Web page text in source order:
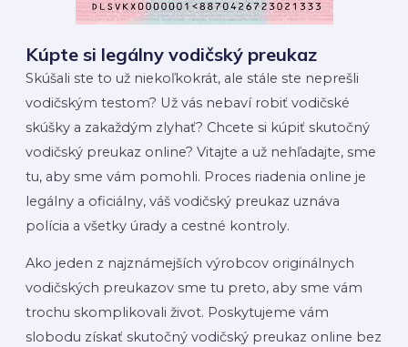
Kúpte si legálny vodičský preukaz
Skúšali ste to už niekoľkokrát, ale stále ste neprešli
vodičským testom? Už vás nebaví robiť vodičské
skúšky a zakaždým zlyhať? Chcete si kúpiť skutočný
vodičský preukaz online? Vitajte a už nehľadajte, sme
tu, aby sme vám pomohli. Proces riadenia online je
legálny a oficiálny, váš vodičský preukaz uznáva
polícia a všetky úrady a cestné kontroly.
Ako jeden z najznámejších výrobcov originálnych
vodičských preukazov sme tu preto, aby sme vám
trochu skomplikovali život. Poskytujeme vám
slobodu získať skutočný vodičský preukaz online bez